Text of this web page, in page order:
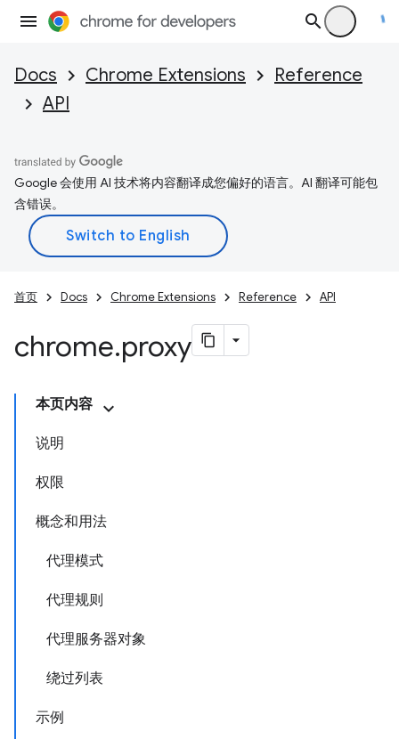
Docs Chrome Extensions
Reference
API
Google 会使用 AI 技术将内容翻译成您偏好的语言。AI 翻译可能包
含错误。
首页 Docs Chrome Extensions Reference API
chrome.proxy
本页内容
说明
权限
概念和用法
代理模式
代理规则
代理服务器对象
绕过列表
示例